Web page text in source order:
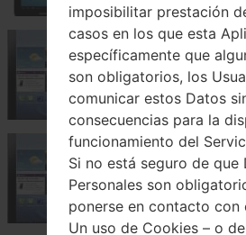
Samsung GT-P3105
Samsung GT-P3108
imposibilitar prestación
casos en los que esta
específicamente que
son obligatorios, los
comunicar estos Datos
consecuencias para la
funcionamiento del
Si no está seguro de que
Personales son
ponerse en contacto con
Un uso de Cookies – o